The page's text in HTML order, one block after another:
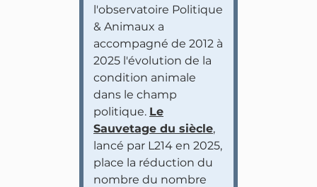
l'observatoire Politique
& Animaux a
accompagné de 2012 à
2025 l'évolution de la
condition animale
dans le champ
politique. Le
Sauvetage du siècle,
lancé par L214 en 2025,
place la réduction du
nombre du nombre